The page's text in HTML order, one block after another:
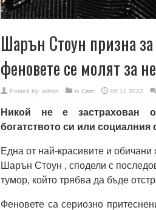
Шарън Стоун призна
феновете се молят за
Posted by: admin in Свят 06.11.2022
Никой не е застрахован
богатството си или социалния
Една от най-красивите и обичани
Шарън Стоун , сподели с
тумор, който трябва да бъде
Феновете са сериозно